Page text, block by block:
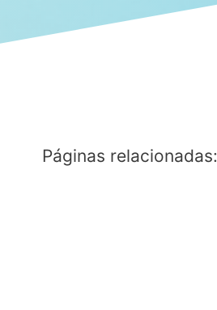
Páginas relacionadas: